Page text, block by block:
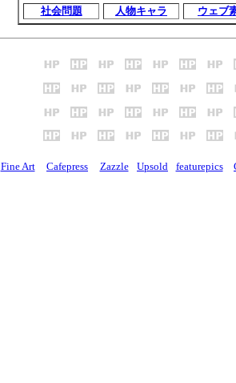
社会問題
人物キャラ ウェブ
Fine Art Cafepress Zazzle Upsold featurepics